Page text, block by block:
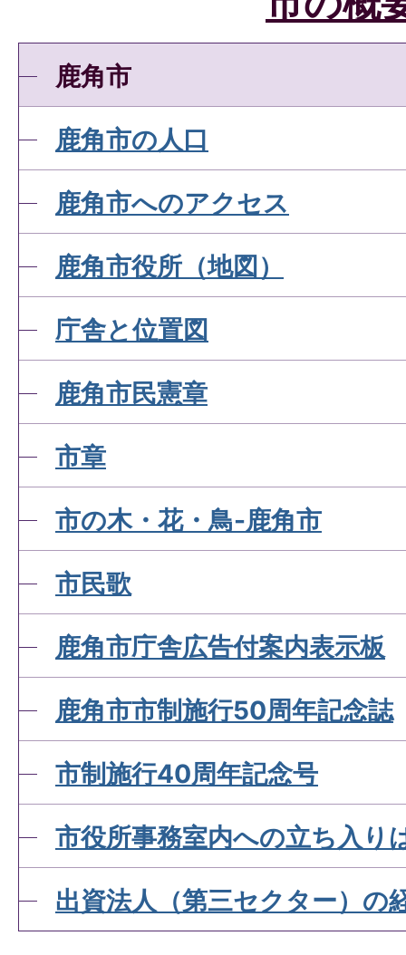
鹿角市
鹿角市の人口
鹿角市へのアクセス
鹿角市役所（地図）
庁舎と位置図
鹿角市民憲章
市章
市の木・花・鳥-鹿角市
市民歌
鹿角市庁舎広告付案内表示板
鹿角市市制施行50周年記念誌
市制施行40周年記念号
市役所事務室内への立ち入り
出資法人（第三セクター）の